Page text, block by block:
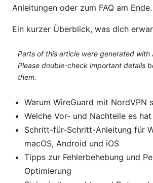
Anleitungen oder zum FAQ am Ende.
Ein kurzer Überblick, was dich
Parts of this article were generated with
Please double-check important details
them.
Warum WireGuard mit NordVPN
Welche Vor- und Nachteile es hat
Schritt-für-Schritt-Anleitung für
macOS, Android und iOS
Tipps zur Fehlerbehebung und
Optimierung